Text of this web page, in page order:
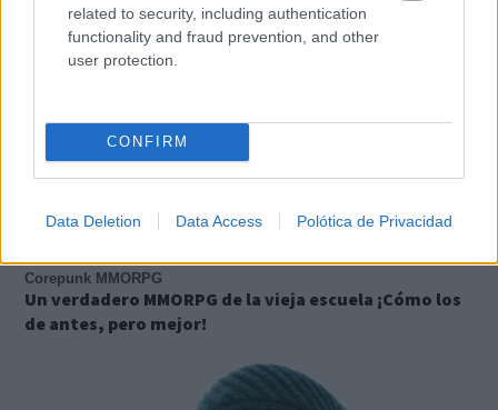
related to security, including authentication
functionality and fraud prevention, and other
user protection.
CONFIRM
Data Deletion Data Access Polótica de Privacidad
Corepunk MMORPG
Un verdadero MMORPG de la vieja escuela ¡Cómo los
de antes, pero mejor!